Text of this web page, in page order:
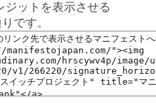
ジットを表示させる
です。